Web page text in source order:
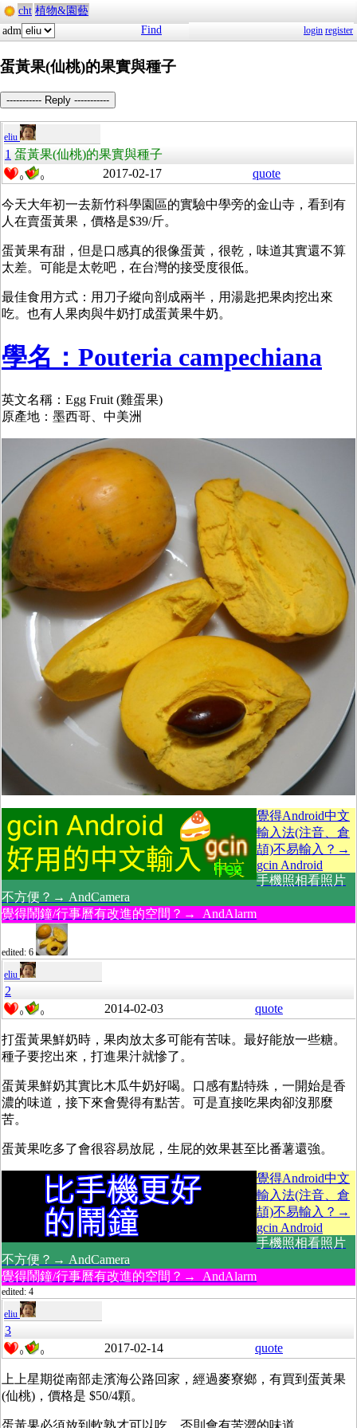
cht 植物&園藝
adm
Find login register
蛋黃果(仙桃)的果實與種子
----------- Reply -----------
eliu
1 蛋黃果(仙桃)的果實與種子
0 0 2017-02-17 quote
今天大年初一去新竹科學園區的實驗中學旁的金山寺，看到有
人在賣蛋黃果，價格是$39/斤。
蛋黃果有甜，但是口感真的很像蛋黃，很乾，味道其實還不算
太差。可能是太乾吧，在台灣的接受度很低。
最佳食用方式：用刀子縱向剖成兩半，用湯匙把果肉挖出來
吃。也有人果肉與牛奶打成蛋黃果牛奶。
學名：Pouteria campechiana
英文名稱：Egg Fruit (雞蛋果)
原產地：墨西哥、中美洲
覺得Android中文
輸入法(注音、倉
頡)不易輸入？→
gcin Android
手機照相看照片
不方便？→ AndCamera
覺得鬧鐘/行事曆有改進的空間？→ AndAlarm
edited: 6
eliu
2
0 0 2014-02-03 quote
打蛋黃果鮮奶時，果肉放太多可能有苦味。最好能放一些糖。
種子要挖出來，打進果汁就慘了。
蛋黃果鮮奶其實比木瓜牛奶好喝。口感有點特殊，一開始是香
濃的味道，接下來會覺得有點苦。可是直接吃果肉卻沒那麼
苦。
蛋黃果吃多了會很容易放屁，生屁的效果甚至比番薯還強。
覺得Android中文
輸入法(注音、倉
頡)不易輸入？→
gcin Android
手機照相看照片
不方便？→ AndCamera
覺得鬧鐘/行事曆有改進的空間？→ AndAlarm
edited: 4
eliu
3
0 0 2017-02-14 quote
上上星期從南部走濱海公路回家，經過麥寮鄉，有買到蛋黃果
(仙桃)，價格是 $50/4顆。